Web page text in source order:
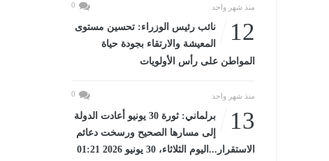
منذ شهر واحد 0
12
نائب رئيس الوزراء: تحسين مستوى
المعيشة والارتقاء بجودة حياة
المواطن على رأس الأولويات
منذ شهر واحد 0
13
برلماني: ثورة 30 يونيو أعادت الدولة
إلى مسارها الصحيح ورسخت دعائم
الاستقرار...اليوم الثلاثاء، 30 يونيو 2026 01:21